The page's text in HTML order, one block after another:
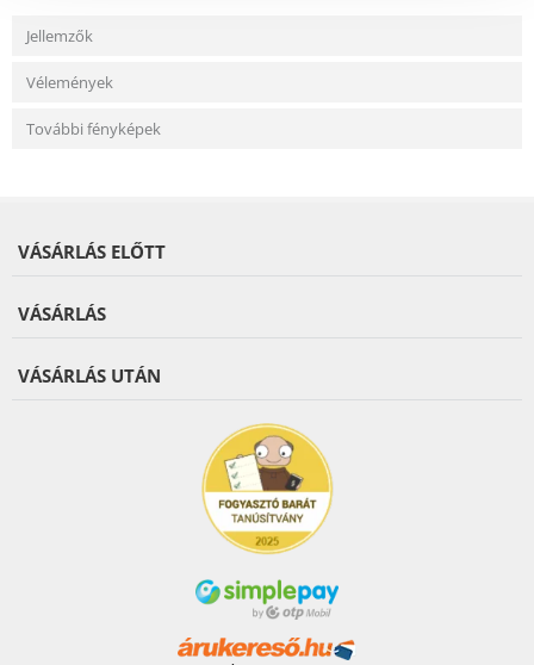
Jellemzők
Vélemények
További fényképek
VÁSÁRLÁS ELŐTT
VÁSÁRLÁS
VÁSÁRLÁS UTÁN